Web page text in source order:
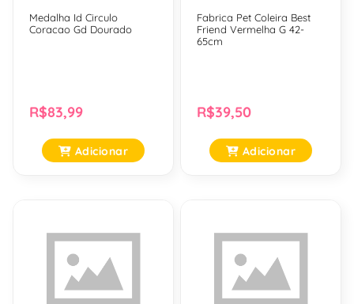
Medalha Id Circulo
Coracao Gd Dourado
R$83,99
Adicionar
Fabrica Pet Coleira Best
Friend Vermelha G 42-
65cm
R$39,50
Adicionar